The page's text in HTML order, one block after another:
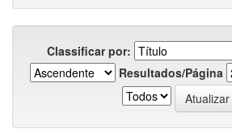
Classificar por:
Resultados/Página